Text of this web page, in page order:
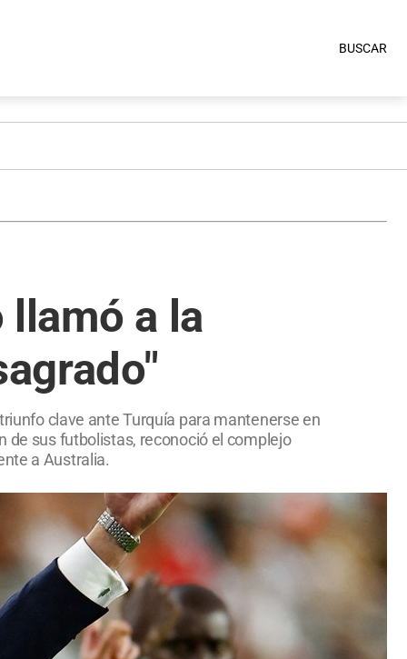
BUSCAR
a la
clave ante Turquía para mantenerse en
de sus futbolistas, reconoció el complejo
a Australia.